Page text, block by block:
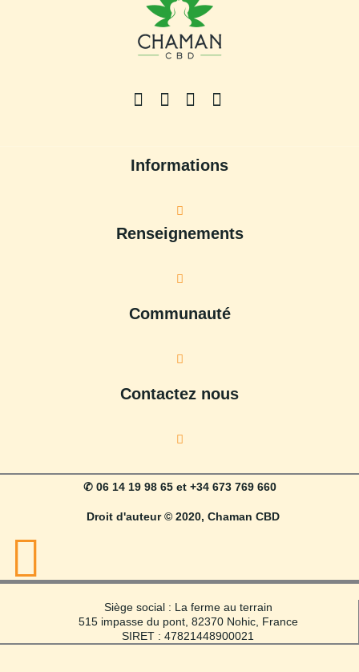
Informations
Renseignements
Communauté
Contactez nous
✆ 06 14 19 98 65 et +34 673 769 660
Droit d'auteur © 2020, Chaman CBD
Siège social : La ferme au terrain
515 impasse du pont, 82370 Nohic, France
SIRET : 47821448900021